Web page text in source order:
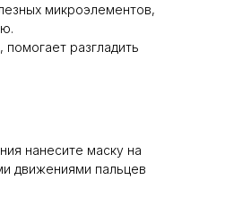
микроэлементов,
разгладить
нанесите маску на
движениями пальцев